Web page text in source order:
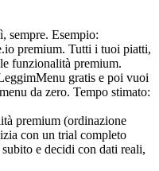
sempre. Esempio:
premium. Tutti i tuoi piatti,
funzionalità premium.
gratis e poi vuoi
da zero. Tempo stimato:
premium (ordinazione
con un trial completo
e decidi con dati reali,